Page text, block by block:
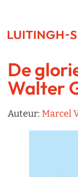
De
Walter
Auteur: Marcel